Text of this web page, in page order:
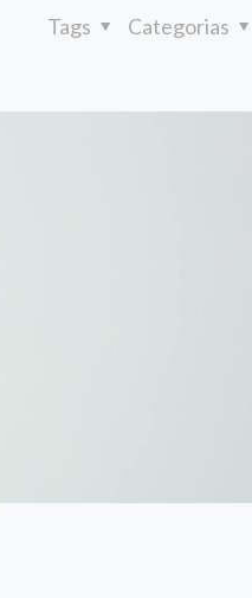
Categorias
Tags